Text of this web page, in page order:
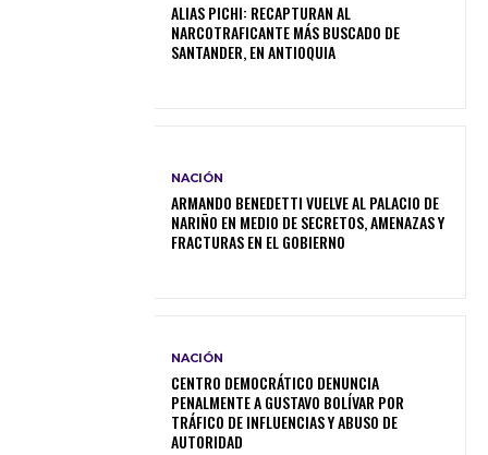
ALIAS PICHI: RECAPTURAN AL
NARCOTRAFICANTE MÁS BUSCADO DE
SANTANDER, EN ANTIOQUIA
NACIÓN
ARMANDO BENEDETTI VUELVE AL PALACIO DE
NARIÑO EN MEDIO DE SECRETOS, AMENAZAS Y
FRACTURAS EN EL GOBIERNO
NACIÓN
CENTRO DEMOCRÁTICO DENUNCIA
PENALMENTE A GUSTAVO BOLÍVAR POR
TRÁFICO DE INFLUENCIAS Y ABUSO DE
AUTORIDAD